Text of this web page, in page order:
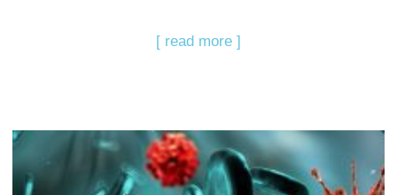
[ read more ]